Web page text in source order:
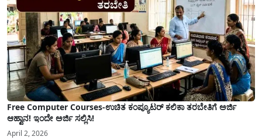
Free Computer Courses-ಉಚಿತ ಕಂಪ್ಯೂಟರ್ ಕಲಿಕಾ ತರಬೇತಿಗೆ ಅರ್ಜಿ
ಆಹ್ವಾನ! ಇಂದೇ ಅರ್ಜಿ ಸಲ್ಲಿಸಿ!
April 2, 2026